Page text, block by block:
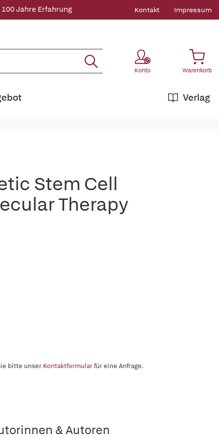
Jahre Erfahrung Kontakt Impressum
Konto Warenkorb
Verlag
Stem Cell
Therapy
bitte unser Kontaktformularfür eine Anfrage.
& Autoren